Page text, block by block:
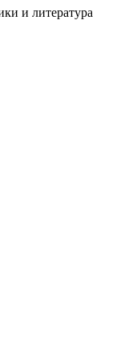
и литература